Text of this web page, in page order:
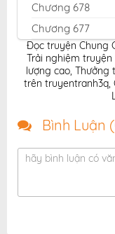
Chương 678
Chương 677
Chương 676
Chương 675
Chương 674
Chương 672
Chương 671
Chương 669
Đọc truyện Chung
Trải nghiệm
lượng cao, Thưởng
trên truyentranh3q,
Bình Luận (
hãy bình luận có